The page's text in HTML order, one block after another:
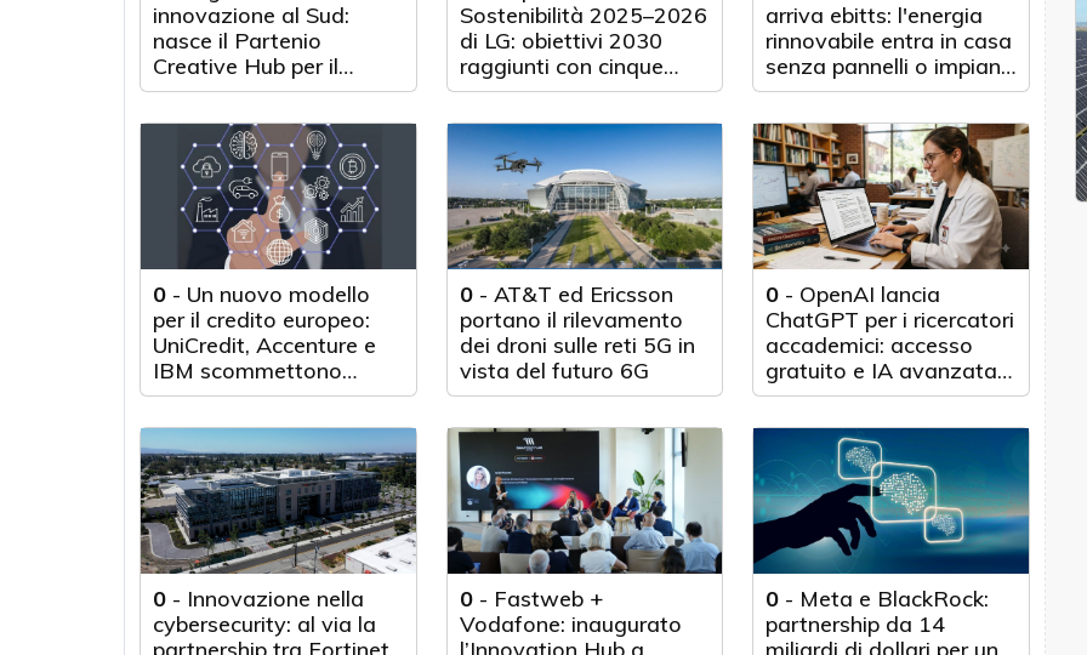
innovazione al Sud:
nasce il Partenio
Creative Hub per il
rilancio del territorio
Sostenibilità 2025–2026
di LG: obiettivi 2030
raggiunti con cinque
anni d'anticipo
arriva ebitts: l'energia
rinnovabile entra in casa
senza pannelli o impianti
fisici
0 - Un nuovo modello
per il credito europeo:
UniCredit, Accenture e
IBM scommettono
sull'innovazione
tecnologica
0- AT&T ed Ericsson
portano il rilevamento
dei droni sulle reti 5G in
vista del futuro 6G
0 - OpenAI lancia
ChatGPT per i ricercatori
accademici: accesso
gratuito e IA avanzata
per 100.000 scienziati
0 - Innovazione nella
cybersecurity: al via la
0- Fastweb +
Vodafone: inaugurato
0 - Meta e BlackRock:
partnership da 14